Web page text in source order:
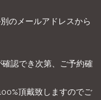
のメールアドレスから
認でき次第、ご予約確
頂戴致しますのでご